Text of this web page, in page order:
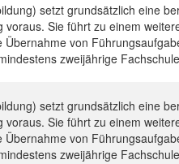
setzt grundsätzlich eine
Sie führt zu einem
von
zweijährige
setzt grundsätzlich eine
Sie führt zu einem
von
zweijährige